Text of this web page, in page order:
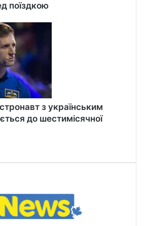
поїздкою
з українським
до шестимісячної